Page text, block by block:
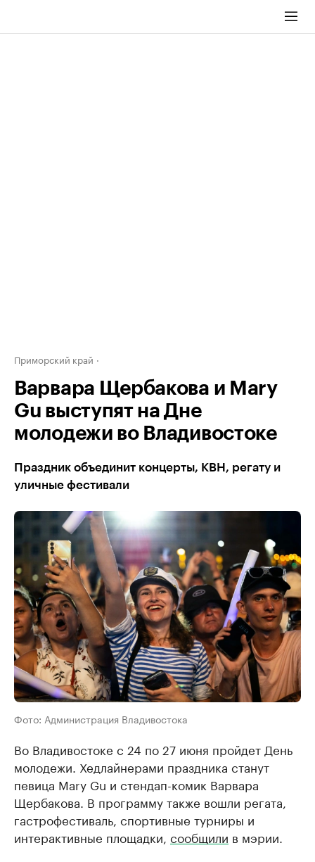
Приморский край
Варвара Щербакова и Mary
Gu выступят на Дне
молодежи во Владивостоке
Праздник объединит концерты, КВН, регату и
уличные фестивали
Фото: Администрация Владивостока
Во Владивостоке с 24 по 27 июня пройдет День
молодежи. Хедлайнерами праздника станут
певица Mary Gu и стендап-комик Варвара
Щербакова. В программу также вошли регата,
гастрофестиваль, спортивные турниры и
интерактивные площадки, сообщили в мэрии.